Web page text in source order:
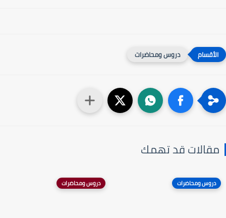
دروس ومحاضرات
مقالات قد تهمك
دروس ومحاضرات دروس ومحاضرات